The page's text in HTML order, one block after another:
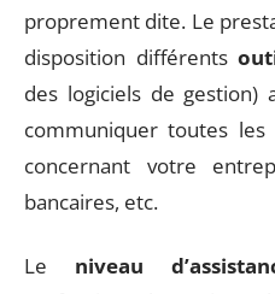
proprement dite. Le
disposition différents
des logiciels de gestion)
communiquer toutes les
concernant votre
bancaires, etc.
Le niveau